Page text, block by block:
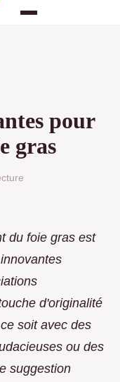
pour
gras
du foie gras est
d'originalité
soit avec des
ou des
suggestion